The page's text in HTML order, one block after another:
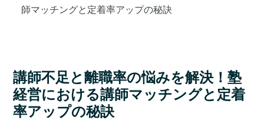
師マッチングと定着率アップの秘訣
講師不足と離職率の悩みを解決！塾
経営における講師マッチングと定着
率アップの秘訣